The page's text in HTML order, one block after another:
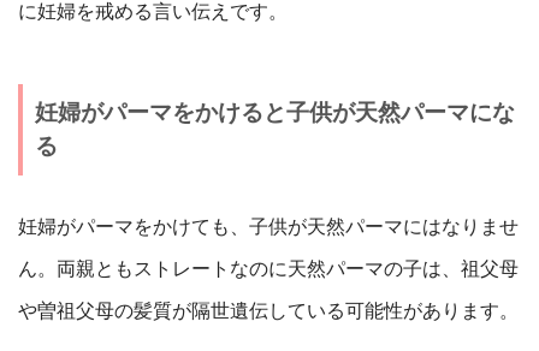
に妊婦を戒める言い伝えです。
妊婦がパーマをかけると子供が天然パーマにな
る
妊婦がパーマをかけても、子供が天然パーマにはなりませ
ん。両親ともストレートなのに天然パーマの子は、祖父母
や曽祖父母の髪質が隔世遺伝している可能性があります。